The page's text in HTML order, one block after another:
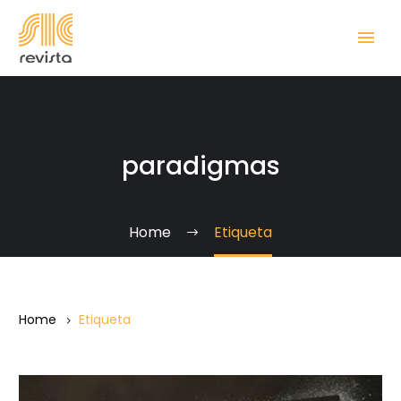
paradigmas
Home Etiqueta
Home Etiqueta